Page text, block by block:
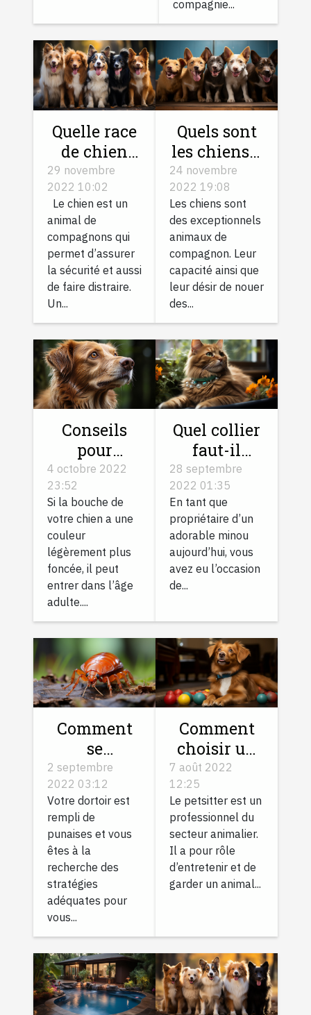
compagnie...
Quelle race
de chien
choisir ?
29 novembre
2022 10:02
Le chien est un
animal de
compagnons qui
permet d’assurer
la sécurité et aussi
de faire distraire.
Un...
Quels sont
les chiens à
adopter
pour égayer
votre
journée ?
24 novembre
2022 19:08
Les chiens sont
des exceptionnels
animaux de
compagnon. Leur
capacité ainsi que
leur désir de nouer
des...
Conseils
pour
prendre
soin d'un
chien âgé
4 octobre 2022
23:52
Si la bouche de
votre chien a une
couleur
légèrement plus
foncée, il peut
entrer dans l’âge
adulte....
Quel collier
faut-il
choisir pour
son chat ?
28 septembre
2022 01:35
En tant que
propriétaire d’un
adorable minou
aujourd’hui, vous
avez eu l’occasion
de...
Comment
se
débarrasser
des
punaises de
lit?
2 septembre
2022 03:12
Votre dortoir est
rempli de
punaises et vous
êtes à la
recherche des
stratégies
adéquates pour
vous...
Comment
choisir un
bon
petsitter ?
7 août 2022
12:25
Le petsitter est un
professionnel du
secteur animalier.
Il a pour rôle
d’entretenir et de
garder un animal...